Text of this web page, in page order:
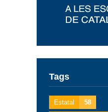
Tags
Estatal 58